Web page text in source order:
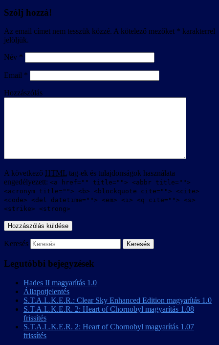
Szólj hozzá!
Az email címet nem tesszük közzé. A kötelező mezőket * karakterrel
jelöljük.
Név *
Email *
Hozzászólás
A következő HTML tag-ek és tulajdonságok használata
engedélyezett: <a href="" title=""> <abbr title="">
<acronym title=""> <b> <blockquote cite=""> <cite>
<code> <del datetime=""> <em> <i> <q cite=""> <s>
<strike> <strong>
Keresés
Legutóbbi bejegyzések
Hades II magyarítás 1.0
Állapotjelentés
S.T.A.L.K.E.R.: Clear Sky Enhanced Edition magyarítás 1.0
S.T.A.L.K.E.R. 2: Heart of Chornobyl magyarítás 1.08
frissítés
S.T.A.L.K.E.R. 2: Heart of Chornobyl magyarítás 1.07
frissítés